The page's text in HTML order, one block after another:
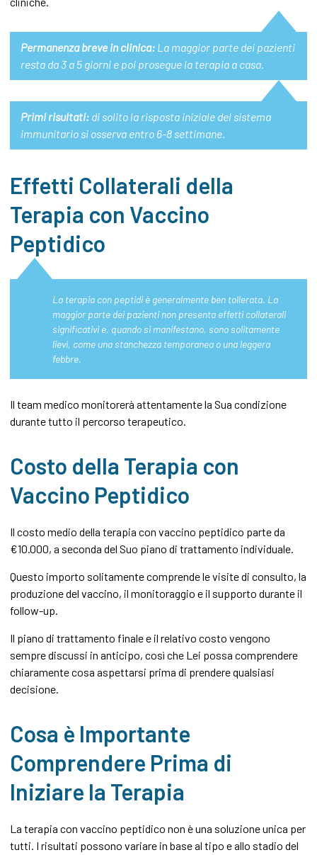
Permanenza breve in clinica: La maggior parte dei pazienti
resta da 3 a 5 giorni e poi prosegue la terapia a casa.
Primi risultati: di solito la risposta iniziale del sistema
immunitario si osserva entro 6-8 settimane.
Effetti Collaterali della
Terapia con Vaccino
Peptidico
La terapia con peptidi è generalmente ben tollerata. La
maggior parte dei pazienti non presenta effetti collaterali
significativi e, quando si manifestano, sono solitamente
lievi, come una stanchezza temporanea o una leggera
febbre.
Il team medico monitorerà attentamente la Sua condizione
durante tutto il percorso terapeutico.
Costo della Terapia con
Vaccino Peptidico
Il costo medio della terapia con vaccino peptidico parte da
€10.000, a seconda del Suo piano di trattamento individuale.
Questo importo solitamente comprende le visite di consulto, la
produzione del vaccino, il monitoraggio e il supporto durante il
follow-up.
Il piano di trattamento finale e il relativo costo vengono
sempre discussi in anticipo, così che Lei possa comprendere
chiaramente cosa aspettarsi prima di prendere qualsiasi
decisione.
Cosa è Importante
Comprendere Prima di
Iniziare la Terapia
La terapia con vaccino peptidico non è una soluzione unica per
tutti. I risultati possono variare in base al tipo e allo stadio del